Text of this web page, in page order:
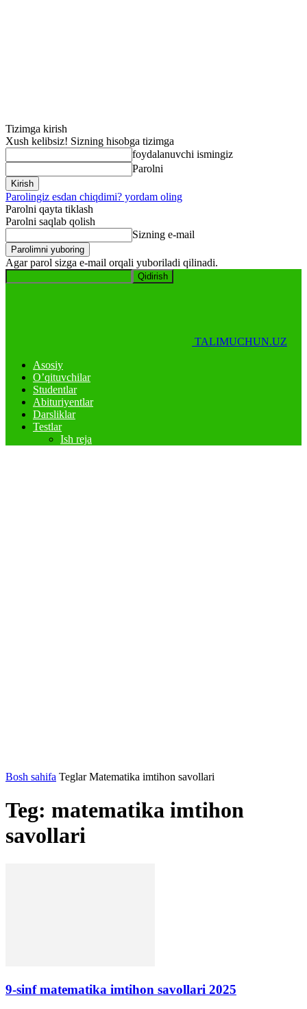
Tizimga kirish
Xush kelibsiz! Sizning hisobga tizimga
foydalanuvchi ismingiz
Parolni
Parolingiz esdan chiqdimi? yordam oling
Parolni qayta tiklash
Parolni saqlab qolish
Sizning e-mail
Agar parol sizga e-mail orqali yuboriladi qilinadi.
TALIMUCHUN.UZ
Asosiy
O’qituvchilar
Studentlar
Abituriyentlar
Darsliklar
Testlar
Ish reja
Bosh sahifa Teglar Matematika imtihon savollari
Teg: matematika imtihon
savollari
9-sinf matematika imtihon savollari 2025